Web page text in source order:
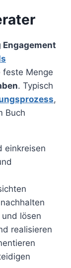
Menge
. Typisch
,
Buch
einkreisen
lösen
realisieren